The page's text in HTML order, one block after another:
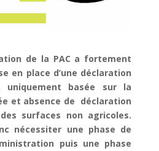
de la PAC a fortement
en place d’une déclaration
uniquement basée sur la
et absence de déclaration
surfaces non agricoles.
nécessiter une phase de
puis une phase